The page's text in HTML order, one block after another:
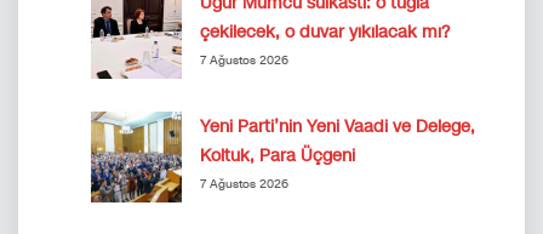
çekilecek, o duvar yıkılacak mı?
7 Ağustos 2026
Yeni Parti’nin Yeni Vaadi ve Delege,
Koltuk, Para Üçgeni
7 Ağustos 2026